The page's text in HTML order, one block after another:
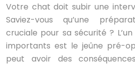
Votre chat doit subir une
Saviez-vous qu’une
cruciale pour sa sécurité ?
importants est le jeûne pré-
peut avoir des